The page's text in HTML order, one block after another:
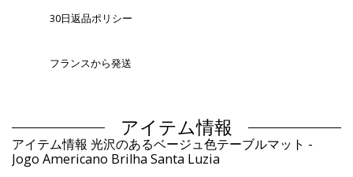
30日返品ポリシー
フランスから発送
アイテム情報
アイテム情報 光沢のあるベージュ色テーブルマット -
Jogo Americano Brilha Santa Luzia